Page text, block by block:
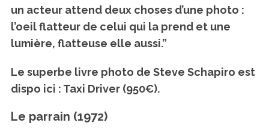
un acteur attend deux choses d’une photo :
l’oeil flatteur de celui qui la prend et une
lumière, flatteuse elle aussi.”
Le superbe livre photo de Steve Schapiro est
dispo ici : Taxi Driver (950€).
Le parrain (1972)